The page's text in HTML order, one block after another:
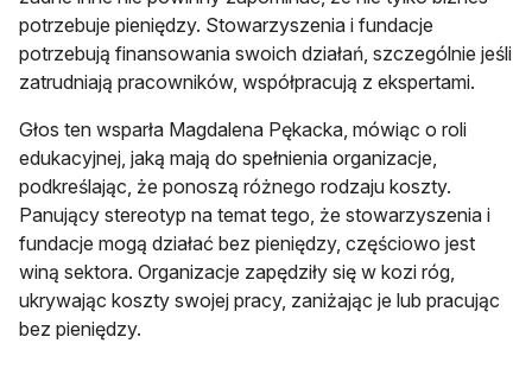
potrzebuje pieniędzy. Stowarzyszenia i fundacje
potrzebują finansowania swoich działań, szczególnie jeśli
zatrudniają pracowników, współpracują z ekspertami.
Głos ten wsparła Magdalena Pękacka, mówiąc o roli
edukacyjnej, jaką mają do spełnienia organizacje,
podkreślając, że ponoszą różnego rodzaju koszty.
Panujący stereotyp na temat tego, że stowarzyszenia i
fundacje mogą działać bez pieniędzy, częściowo jest
winą sektora. Organizacje zapędziły się w kozi róg,
ukrywając koszty swojej pracy, zaniżając je lub pracując
bez pieniędzy.